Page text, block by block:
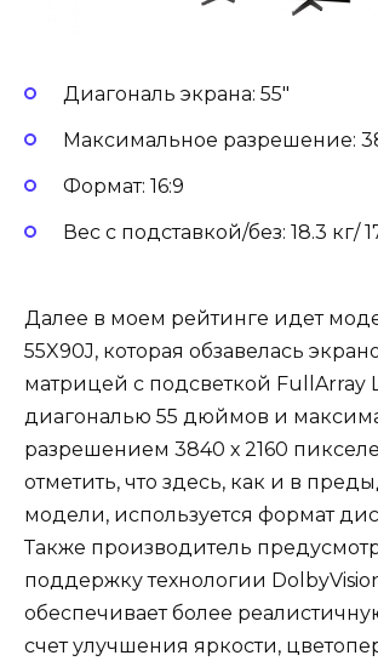
Диагональ экрана: 55″
Максимальное разрешение:
Формат: 16:9
Вес с подставкой/без: 18.3 кг/
Далее в моем рейтинге идет
55X90J, которая обзавелась
матрицей с подсветкой FullArray
диагональю 55 дюймов и
разрешением 3840 х 2160
отметить, что здесь, как и в
модели, используется формат
Также производитель
поддержку технологии
обеспечивает более
счет улучшения яркости,